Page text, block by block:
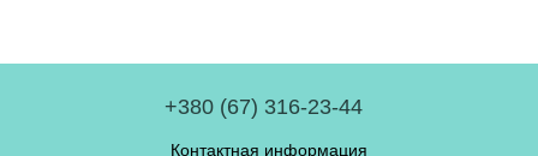
+380 (67) 316-23-44
Контактная информация